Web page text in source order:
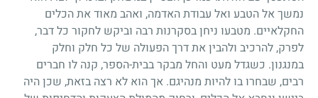
נמשך אל הטבע ואל עבודת האדמה, ואהב מאוד את הכלים
החקלאיים. מטבעו ניחן בסקרנות רבה וביקש לחקור כל דבר,
לפרק, להרכיב ולהבין את דרך הפעולה של כל חלק וחלק
במנגנון. כשגדל מעט והחל מבקר בבית-הספר, קנה לו חברים
רבים, שבחרו בו להיות מנהיגם. אך הוא לא רצה בזאת, שכן היה